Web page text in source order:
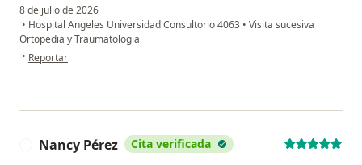
8 de julio de 2026
• Hospital Angeles Universidad Consultorio 4063 • Visita sucesiva
Ortopedia y Traumatologia
• en opinión del usuario Eduardo
Reportar
Nancy Pérez Cita verificada